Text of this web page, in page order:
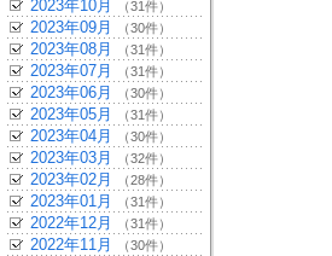
2023年10月 （31件）
2023年09月 （30件）
2023年08月 （31件）
2023年07月 （31件）
2023年06月 （30件）
2023年05月 （31件）
2023年04月 （30件）
2023年03月 （32件）
2023年02月 （28件）
2023年01月 （31件）
2022年12月 （31件）
2022年11月 （30件）